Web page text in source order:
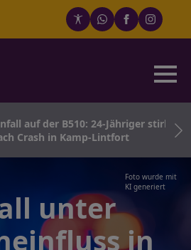
auf der B510: 24-Jähriger stirbt
Crash in Kamp-Lintfort
Foto wurde mit
KI generiert
unter
in